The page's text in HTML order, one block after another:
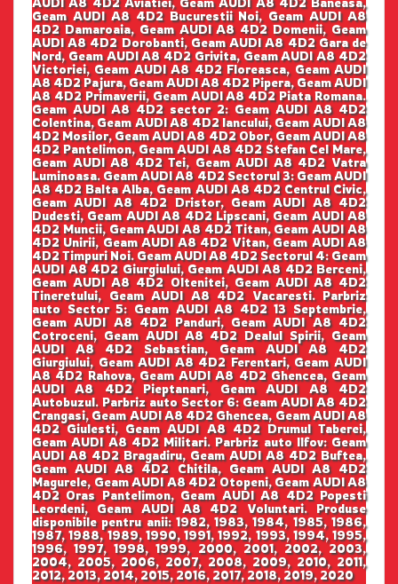
Geam AUDI A8 4D2 Bucurestii Noi, Geam AUDI A8
4D2 Damaroaia, Geam AUDI A8 4D2 Domenii, Geam
AUDI A8 4D2 Dorobanti, Geam AUDI A8 4D2 Gara de
Nord, Geam AUDI A8 4D2 Grivita, Geam AUDI A8 4D2
Victoriei, Geam AUDI A8 4D2 Floreasca, Geam AUDI
A8 4D2 Pajura, Geam AUDI A8 4D2 Pipera, Geam AUDI
A8 4D2 Primaverii, Geam AUDI A8 4D2 Piata Romana.
Geam AUDI A8 4D2 sector 2: Geam AUDI A8 4D2
Colentina, Geam AUDI A8 4D2 Iancului, Geam AUDI A8
4D2 Mosilor, Geam AUDI A8 4D2 Obor, Geam AUDI A8
4D2 Pantelimon, Geam AUDI A8 4D2 Stefan Cel Mare,
Geam AUDI A8 4D2 Tei, Geam AUDI A8 4D2 Vatra
Luminoasa. Geam AUDI A8 4D2 Sectorul 3: Geam AUDI
A8 4D2 Balta Alba, Geam AUDI A8 4D2 Centrul Civic,
Geam AUDI A8 4D2 Dristor, Geam AUDI A8 4D2
Dudesti, Geam AUDI A8 4D2 Lipscani, Geam AUDI A8
4D2 Muncii, Geam AUDI A8 4D2 Titan, Geam AUDI A8
4D2 Unirii, Geam AUDI A8 4D2 Vitan, Geam AUDI A8
4D2 Timpuri Noi. Geam AUDI A8 4D2 Sectorul 4: Geam
AUDI A8 4D2 Giurgiului, Geam AUDI A8 4D2 Berceni,
Geam AUDI A8 4D2 Oltenitei, Geam AUDI A8 4D2
Tineretului, Geam AUDI A8 4D2 Vacaresti. Parbriz
auto Sector 5: Geam AUDI A8 4D2 13 Septembrie,
Geam AUDI A8 4D2 Panduri, Geam AUDI A8 4D2
Cotroceni, Geam AUDI A8 4D2 Dealul Spirii, Geam
AUDI A8 4D2 Sebastian, Geam AUDI A8 4D2
Giurgiului, Geam AUDI A8 4D2 Ferentari, Geam AUDI
A8 4D2 Rahova, Geam AUDI A8 4D2 Ghencea, Geam
AUDI A8 4D2 Pieptanari, Geam AUDI A8 4D2
Autobuzul. Parbriz auto Sector 6: Geam AUDI A8 4D2
Crangasi, Geam AUDI A8 4D2 Ghencea, Geam AUDI A8
4D2 Giulesti, Geam AUDI A8 4D2 Drumul Taberei,
Geam AUDI A8 4D2 Militari. Parbriz auto Ilfov: Geam
AUDI A8 4D2 Bragadiru, Geam AUDI A8 4D2 Buftea,
Geam AUDI A8 4D2 Chitila, Geam AUDI A8 4D2
Magurele, Geam AUDI A8 4D2 Otopeni, Geam AUDI A8
4D2 Oras Pantelimon, Geam AUDI A8 4D2 Popesti
Leordeni, Geam AUDI A8 4D2 Voluntari. Produse
disponibile pentru anii: 1982, 1983, 1984, 1985, 1986,
1987, 1988, 1989, 1990, 1991, 1992, 1993, 1994, 1995,
1996, 1997, 1998, 1999, 2000, 2001, 2002, 2003,
2004, 2005, 2006, 2007, 2008, 2009, 2010, 2011,
2012, 2013, 2014, 2015, 2016, 2017, 2018, 2019, 2020